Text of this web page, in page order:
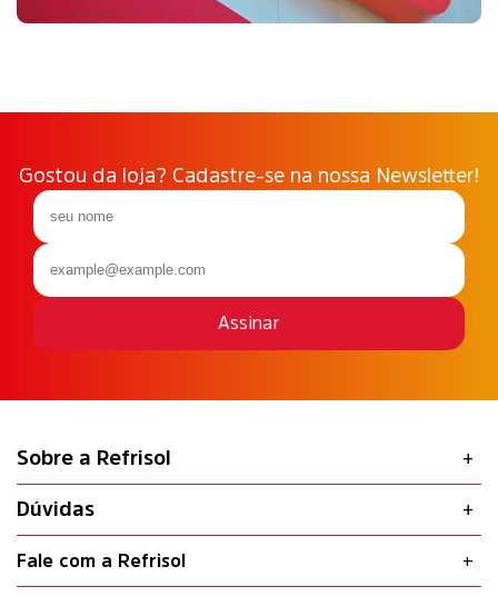
Gostou da loja? Cadastre-se na nossa Newsletter!
Assinar
Sobre a Refrisol
Dúvidas
Fale com a Refrisol